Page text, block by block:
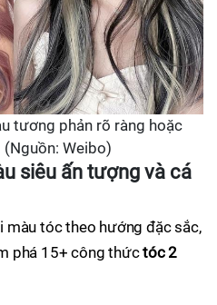
tương phản rõ ràng hoặc
Weibo)
siêu ấn tượng và cá
màu tóc theo hướng đặc sắc,
phá 15+ công thứctóc 2